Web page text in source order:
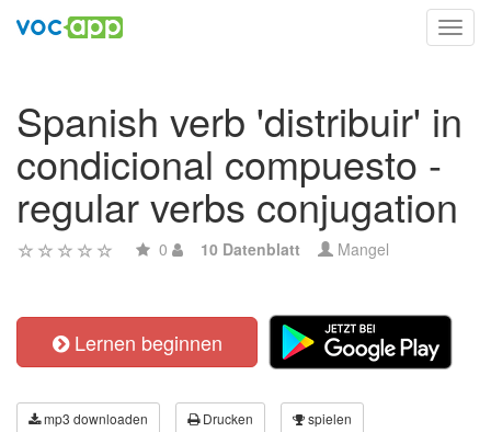
Spanish verb 'distribuir' in
condicional compuesto -
regular verbs conjugation
0 10 Datenblatt Mangel
Lernen beginnen
mp3 downloaden Drucken spielen